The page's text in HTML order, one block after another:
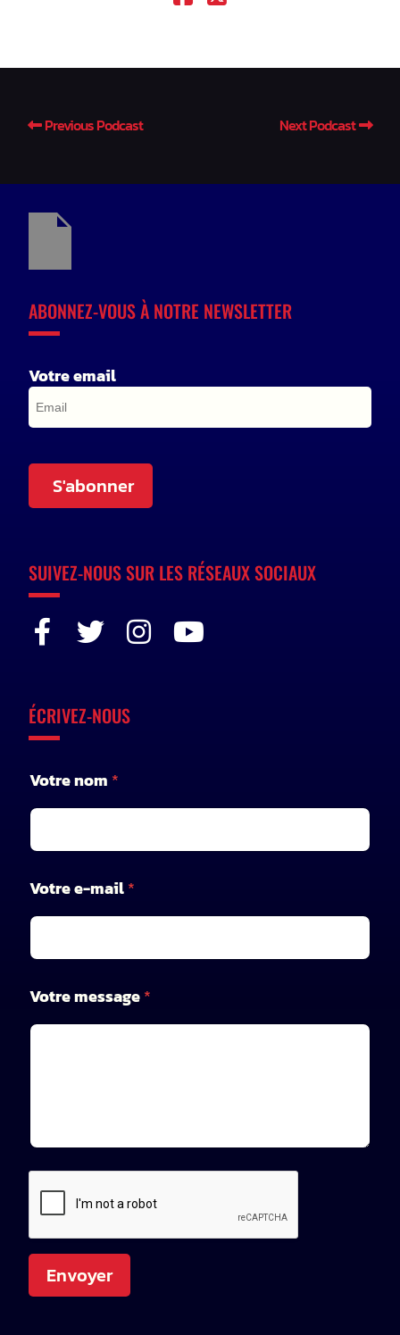
Previous Podcast Next Podcast
ABONNEZ-VOUS À NOTRE NEWSLETTER
Votre email
S'abonner
SUIVEZ-NOUS SUR LES RÉSEAUX SOCIAUX
ÉCRIVEZ-NOUS
o
m
*
Votre nom *
Votre e-mail*
Votre message*
Envoyer